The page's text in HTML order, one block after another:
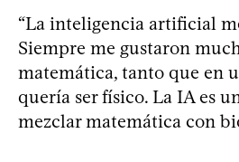
“La inteligencia artificial
Siempre me gustaron
matemática, tanto que en
quería ser físico. La IA es
mezclar matemática con